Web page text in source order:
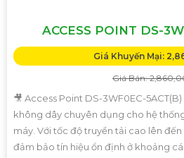
ACCESS POINT DS-
Giá Khuyến Mại:
Giá Bán:
🎥 Access Point DS-3WF0EC-
không dây chuyên dụng cho hệ
máy. Với tốc độ truyền tải cao lên
đảm bảo tín hiệu ổn định ở khoảng